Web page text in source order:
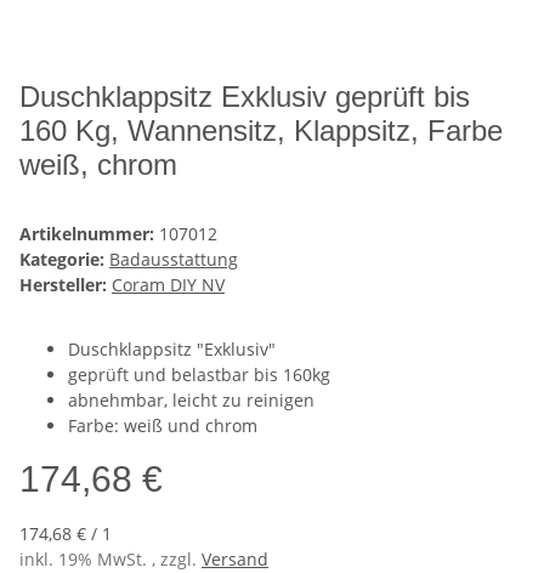
Duschklappsitz Exklusiv geprüft bis
160 Kg, Wannensitz, Klappsitz, Farbe
weiß, chrom
Artikelnummer: 107012
Kategorie: Badausstattung
Hersteller: Coram DIY NV
Duschklappsitz "Exklusiv"
geprüft und belastbar bis 160kg
abnehmbar, leicht zu reinigen
Farbe: weiß und chrom
174,68 €
174,68 € / 1
inkl. 19% MwSt. , zzgl. Versand